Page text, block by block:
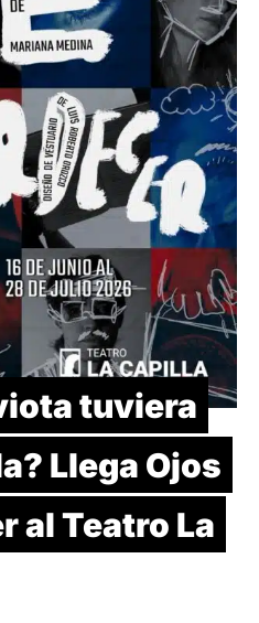
tuviera
Llega Ojos
al Teatro La